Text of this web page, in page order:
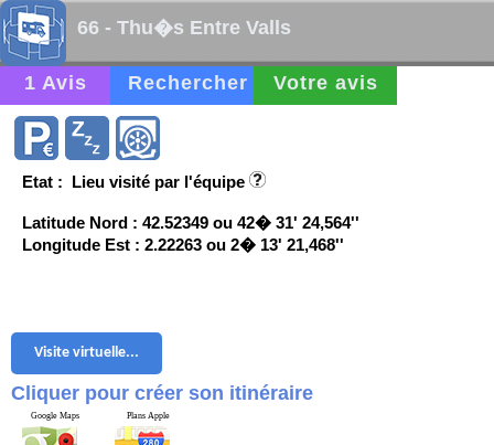
66 - Thu�s Entre Valls
1 Avis Rechercher Votre avis
Etat : Lieu visité par l'équipe
Latitude Nord : 42.52349 ou 42� 31' 24,564''
Longitude Est : 2.22263 ou 2� 13' 21,468''
Visite virtuelle...
Cliquer pour créer son itinéraire
Google Maps Plans Apple